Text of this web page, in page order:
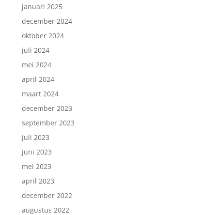
januari 2025
december 2024
oktober 2024
juli 2024
mei 2024
april 2024
maart 2024
december 2023
september 2023
juli 2023
juni 2023
mei 2023
april 2023
december 2022
augustus 2022